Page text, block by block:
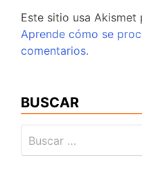
Este sitio usa Akismet
Aprende cómo se
comentarios.
BUSCAR